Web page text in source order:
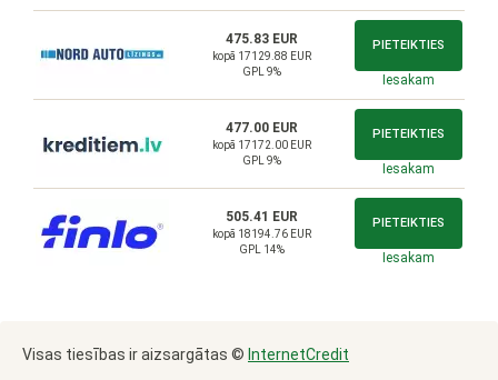
475.83 EUR
kopā 17129.88 EUR
GPL 9%
PIETEIKTIES
Iesakam
477.00 EUR
kopā 17172.00 EUR
GPL 9%
PIETEIKTIES
Iesakam
505.41 EUR
kopā 18194.76 EUR
GPL 14%
PIETEIKTIES
Iesakam
Visas tiesības ir aizsargātas © InternetCredit